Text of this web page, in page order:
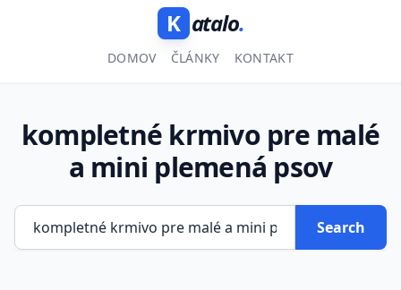
K atalo.
DOMOV ČLÁNKY KONTAKT
kompletné krmivo pre malé
a mini plemená psov
Search